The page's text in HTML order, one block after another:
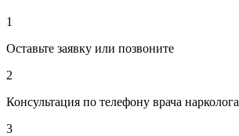
1
Оставьте заявку или позвоните
2
Консультация по телефону врача нарколога
3